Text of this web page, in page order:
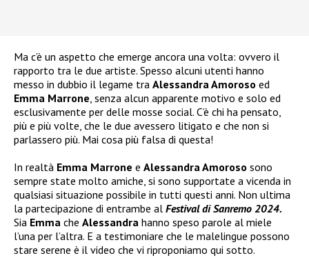
Ma c’è un aspetto che emerge ancora una volta: ovvero il
rapporto tra le due artiste. Spesso alcuni utenti hanno
messo in dubbio il legame tra Alessandra Amoroso ed
Emma Marrone, senza alcun apparente motivo e solo ed
esclusivamente per delle mosse social. C’è chi ha pensato,
più e più volte, che le due avessero litigato e che non si
parlassero più. Mai cosa più falsa di questa!
In realtà Emma Marrone e Alessandra Amoroso sono
sempre state molto amiche, si sono supportate a vicenda in
qualsiasi situazione possibile in tutti questi anni. Non ultima
la partecipazione di entrambe al Festival di Sanremo 2024.
Sia Emma che Alessandra hanno speso parole al miele
l’una per l’altra. E a testimoniare che le malelingue possono
stare serene è il video che vi riproponiamo qui sotto.